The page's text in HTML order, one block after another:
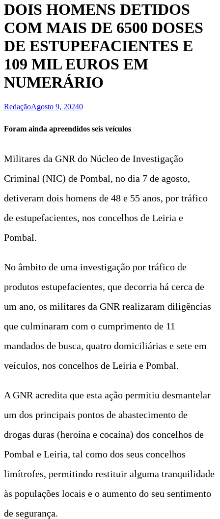
DOIS HOMENS DETIDOS
COM MAIS DE 6500 DOSES
DE ESTUPEFACIENTES E
109 MIL EUROS EM
NUMERÁRIO
RedaçãoAgosto 9, 20240
Foram ainda apreendidos seis veículos
Militares da GNR do Núcleo de Investigação
Criminal (NIC) de Pombal, no dia 7 de agosto,
detiveram dois homens de 48 e 55 anos, por tráfico
de estupefacientes, nos concelhos de Leiria e
Pombal.
No âmbito de uma investigação por tráfico de
produtos estupefacientes, que decorria há cerca de
um ano, os militares da GNR realizaram diligências
que culminaram com o cumprimento de 11
mandados de busca, quatro domiciliárias e sete em
veículos, nos concelhos de Leiria e Pombal.
A GNR acredita que esta ação permitiu desmantelar
um dos principais pontos de abastecimento de
drogas duras (heroína e cocaína) dos concelhos de
Pombal e Leiria, tal como dos seus concelhos
limítrofes, permitindo restituir alguma tranquilidade
às populações locais e o aumento do seu sentimento
de segurança.